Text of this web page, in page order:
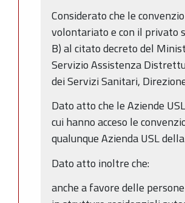
Considerato che le
volontariato e con il privato
B) al citato decreto del
Servizio Assistenza
dei Servizi Sanitari,
Dato atto che le Aziende
cui hanno acceso le
qualunque Azienda USL
Dato atto inoltre che:
anche a favore delle